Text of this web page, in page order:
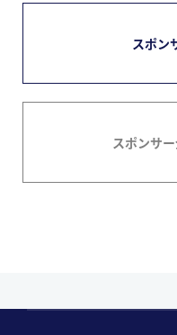
スポン
スポンサ